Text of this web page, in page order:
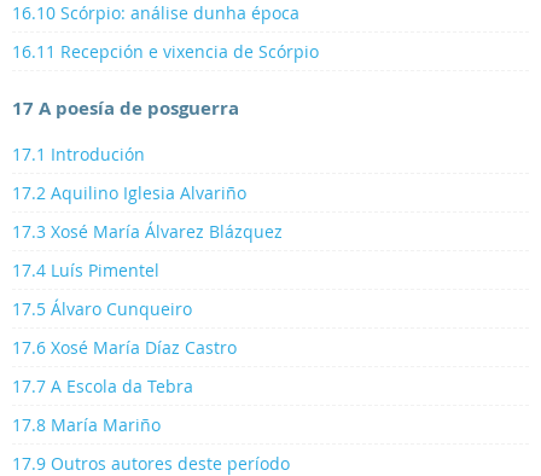
16.10 Scórpio: análise dunha época
16.11 Recepción e vixencia de Scórpio
17 A poesía de posguerra
17.1 Introdución
17.2 Aquilino Iglesia Alvariño
17.3 Xosé María Álvarez Blázquez
17.4 Luís Pimentel
17.5 Álvaro Cunqueiro
17.6 Xosé María Díaz Castro
17.7 A Escola da Tebra
17.8 María Mariño
17.9 Outros autores deste período